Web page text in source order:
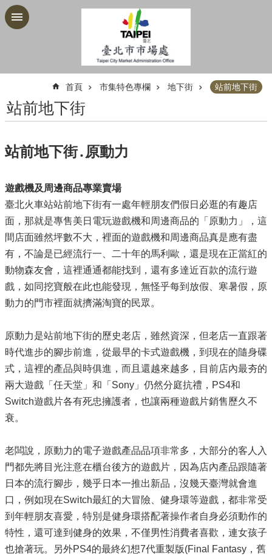
跳到主要內容區塊
首頁 市集特色專欄 地下街 站前地下街
站前地下街
站前地下街․原動力
遊戲機及周邊商品專業賣場
臺北火車站站前地下街有一處年輕朋友們假日必逛的有趣店
面，那就是專售美日電玩遊戲機和周邊商品的「原動力」，這
間店面雖然坪數不大，裡面的遊戲機和周邊商品真是應有盡
有，不論是已經流行一、二十年的馬利歐，還是現在正當紅的
動物森友會，這裡通通都能找到，還有多達近百款的流行遊
戲，如同挖寶般在此也能發現，無怪乎每到放假、寒暑假，原
動力的門市裡面就擠滿淘寶的民眾。
原動力是站前地下街的歷史老店，雖然資深，但老店一直跟著
時代進步的腳步前進，從最早的卡式遊戲機，到現在的隨身碟
式，這裡的產品與時俱進，而且還越來越多，目前店內最夯的
兩大遊戲「任天堂」和「 Sony 」仍然分庭抗禮， PS4和
Switch遊戲片各有死忠擁護者，也讓兩種遊戲片銷售歷久不
衰。
老闆說，原動力的電子遊戲產品品項非常多，大部分的客人入
門都先將目光注意在櫃台後方的遊戲片，因為店內產品跟隨著
日本的流行腳步，幾乎日本一推出新品，沒幾天臺灣就會進
口，例如現在Switch最紅的大冒險、健身環等遊戲，都非常受
到年輕朋友喜愛，特別是健身環搭配著操作者自身必須動作的
特性，還可達到健身的效果，不僅男性消費者喜歡，連女孩子
也搶著玩。另外PS4的最終幻想7代重製版(Final Fantasy ，舊